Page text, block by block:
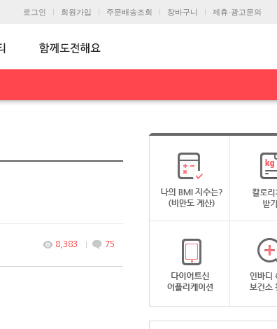
로그인 회원가입 주문배송조회 장바구니 제휴·광고문의
8,383 75